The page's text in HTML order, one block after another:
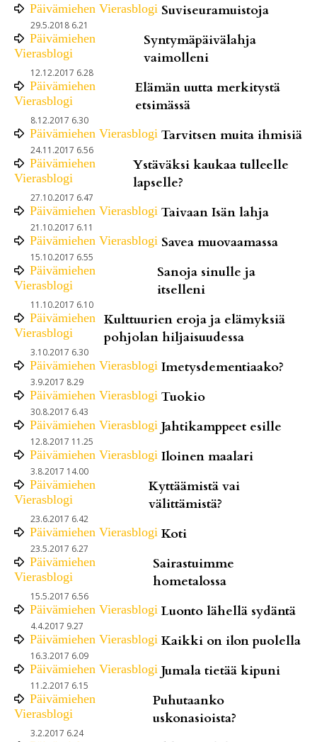
Päivämiehen Vierasblogi Suviseuramuistoja
29.5.2018 6.21
Päivämiehen
Vierasblogi
Syntymäpäivälahja
vaimolleni
12.12.2017 6.28
Päivämiehen
Vierasblogi
Elämän uutta merkitystä
etsimässä
8.12.2017 6.30
Päivämiehen Vierasblogi Tarvitsen muita ihmisiä
24.11.2017 6.56
Päivämiehen
Vierasblogi
Ystäväksi kaukaa tulleelle
lapselle?
27.10.2017 6.47
Päivämiehen Vierasblogi Taivaan Isän lahja
21.10.2017 6.11
Päivämiehen Vierasblogi Savea muovaamassa
15.10.2017 6.55
Päivämiehen
Vierasblogi
Sanoja sinulle ja
itselleni
11.10.2017 6.10
Päivämiehen
Vierasblogi
Kulttuurien eroja ja elämyksiä
pohjolan hiljaisuudessa
3.10.2017 6.30
Päivämiehen Vierasblogi Imetysdementiaako?
3.9.2017 8.29
Päivämiehen Vierasblogi Tuokio
30.8.2017 6.43
Päivämiehen Vierasblogi Jahtikamppeet esille
12.8.2017 11.25
Päivämiehen Vierasblogi Iloinen maalari
3.8.2017 14.00
Päivämiehen
Vierasblogi
Kyttäämistä vai
välittämistä?
23.6.2017 6.42
Päivämiehen Vierasblogi Koti
23.5.2017 6.27
Päivämiehen
Vierasblogi
Sairastuimme
hometalossa
15.5.2017 6.56
Päivämiehen Vierasblogi Luonto lähellä sydäntä
4.4.2017 9.27
Päivämiehen Vierasblogi Kaikki on ilon puolella
16.3.2017 6.09
Päivämiehen Vierasblogi Jumala tietää kipuni
11.2.2017 6.15
Päivämiehen
Vierasblogi
Puhutaanko
uskonasioista?
3.2.2017 6.24